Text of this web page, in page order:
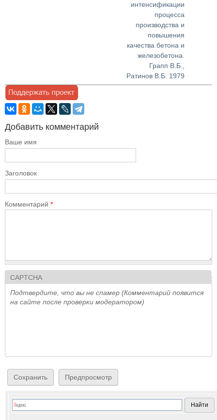
интенсификации
процесса
производства и
повышения
качества бетона и
железобетона.
Грапп В.Б.,
Ратинов В.Б. 1979
Добавить комментарий
Ваше имя
Заголовок
Комментарий *
CAPTCHA
Подтвердите, что вы не спамер (Комментарий появится
на сайте после проверки модератором)